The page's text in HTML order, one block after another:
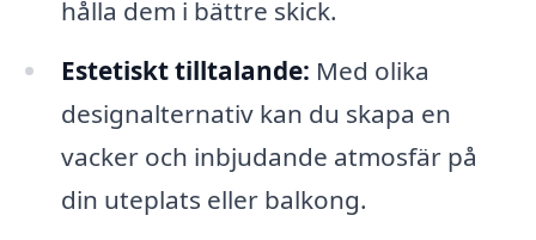
hålla dem i bättre skick.
Estetiskt tilltalande: Med olika
designalternativ kan du skapa en
vacker och inbjudande atmosfär på
din uteplats eller balkong.